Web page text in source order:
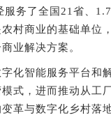
务了全国21省、
村商业的基础单位
业解决方案。
智能服务平台和
式，进而推动从工
革与数字化乡村落